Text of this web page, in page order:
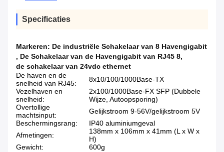
Specificaties
Markeren: De industriële Schakelaar van 8 Havengigabit
, De Schakelaar van de Havengigabit van RJ45 8,
de schakelaar van 24vdc ethernet
De haven en de
snelheid van RJ45:
8x10/100/1000Base-TX
Vezelhaven en
snelheid:
2x100/1000Base-FX SFP (Dubbele
Wijze, Autoopsporing)
Overtollige
machtsinput:
Gelijkstroom 9-56V/gelijkstroom 5V
Beschermingsrang:
IP40 aluminiumgeval
Afmetingen:
138mm x 106mm x 41mm (L x W x
H)
Gewicht:
600g